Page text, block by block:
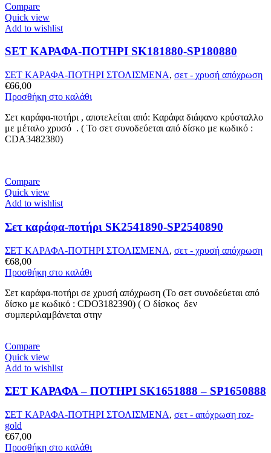
Compare
Quick view
Add to wishlist
SET ΚΑΡΑΦΑ-ΠΟΤΗΡΙ SK181880-SP180880
ΣΕΤ ΚΑΡΑΦΑ-ΠΟΤΗΡΙ ΣΤΟΛΙΣΜΕΝΑ, σετ - χρυσή απόχρωση
€66,00
Προσθήκη στο καλάθι
Σετ καράφα-ποτήρι , αποτελείται από: Καράφα διάφανο κρύσταλλο
με μέταλο χρυσό . ( Το σετ συνοδεύεται από δίσκο με κωδικό :
CDA3482380)
Compare
Quick view
Add to wishlist
Σετ καράφα-ποτήρι SK2541890-SP2540890
ΣΕΤ ΚΑΡΑΦΑ-ΠΟΤΗΡΙ ΣΤΟΛΙΣΜΕΝΑ, σετ - χρυσή απόχρωση
€68,00
Προσθήκη στο καλάθι
Σετ καράφα-ποτήρι σε χρυσή απόχρωση (Το σετ συνοδεύεται από
δίσκο με κωδικό : CDO3182390) ( Ο δίσκος δεν
συμπεριλαμβάνεται στην
Compare
Quick view
Add to wishlist
ΣΕΤ ΚΑΡΑΦΑ – ΠΟΤΗΡΙ SK1651888 – SP1650888
ΣΕΤ ΚΑΡΑΦΑ-ΠΟΤΗΡΙ ΣΤΟΛΙΣΜΕΝΑ, σετ - απόχρωση roz-
gold
€67,00
Προσθήκη στο καλάθι